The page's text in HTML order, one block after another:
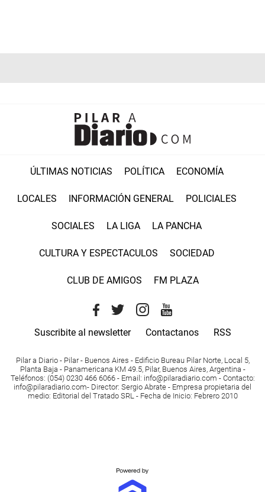
ÚLTIMAS NOTICIAS POLÍTICA ECONOMÍA
LOCALES INFORMACIÓN GENERAL POLICIALES
SOCIALES LA LIGA LA PANCHA
CULTURA Y ESPECTACULOS SOCIEDAD
CLUB DE AMIGOS FM PLAZA
Suscribite al newsletter Contactanos RSS
Pilar a Diario - Pilar - Buenos Aires - Edificio Bureau Pilar Norte, Local 5,
Planta Baja - Panamericana KM 49.5, Pilar, Buenos Aires, Argentina -
Teléfonos: (054) 0230 466 6066 - Email : info@pilaradiario.com - Contacto:
info@pilaradiario.com- Director: Sergio Abrate - Empresa propietaria del
medio: Editorial del Tratado SRL - Fecha de Inicio: Febrero 2010